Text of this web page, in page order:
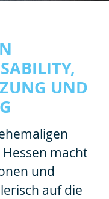
UND
macht
und
auf die